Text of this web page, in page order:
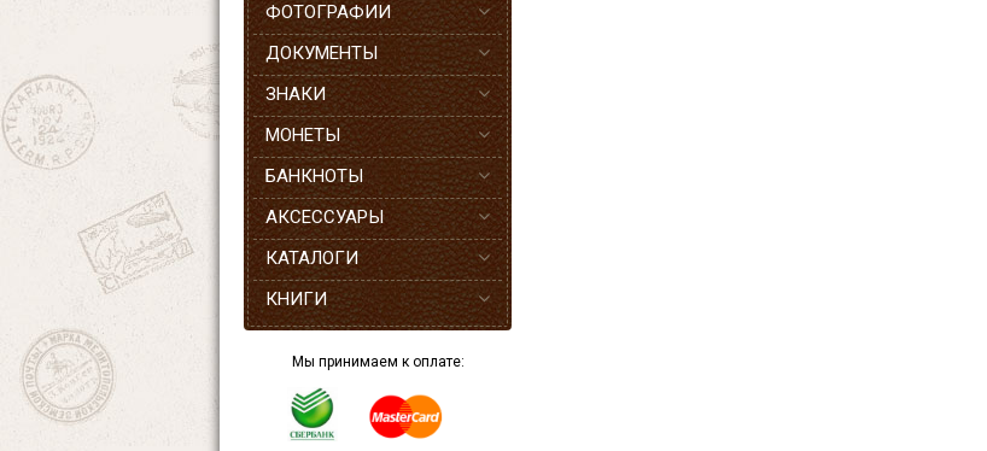
ФОТОГРАФИИ
ДОКУМЕНТЫ
ЗНАКИ
МОНЕТЫ
БАНКНОТЫ
АКСЕССУАРЫ
КАТАЛОГИ
КНИГИ
Мы принимаем к оплате: